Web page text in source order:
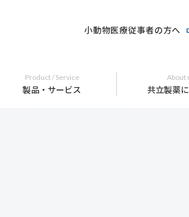
小動物医療従事者の方へ
Product / Service
製品・サービス
About
共立製薬